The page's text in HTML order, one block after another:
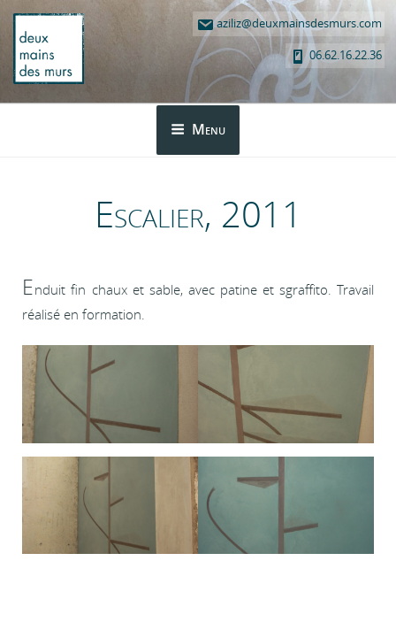
Aller
contenu
principal
DEUX MAINS DES MURS
aziliz@deuxmainsdesmurs.com
06.62.16.22.36
Menu
Escalier, 2011
Enduit fin chaux et sable, avec patine et sgraffito. Travail
réalisé en formation.
Article
précédent
Article
suivant